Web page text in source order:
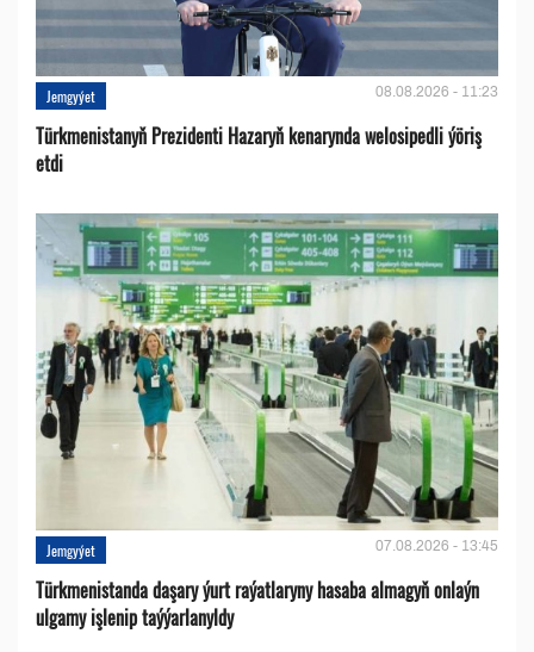
Jemgyýet 08.08.2026 - 11:23
Türkmenistanyň Prezidenti Hazaryň kenarynda welosipedli ýöriş
etdi
Jemgyýet 07.08.2026 - 13:45
Türkmenistanda daşary ýurt raýatlaryny hasaba almagyň onlaýn
ulgamy işlenip taýýarlanyldy